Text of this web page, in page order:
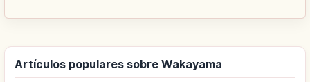
Artículos populares sobre Wakayama